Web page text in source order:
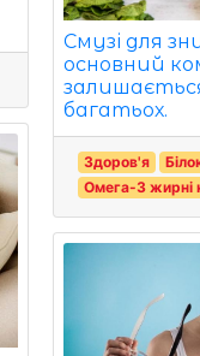
Смузі для
основний
багатьох.
Здоров'я
Омега-3 жирні